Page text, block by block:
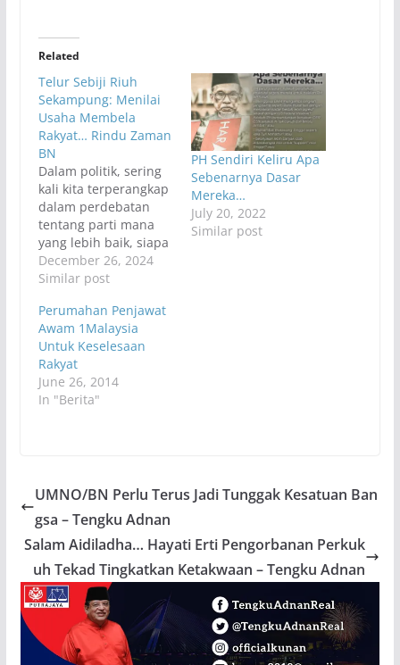
Related
Telur Sebiji Riuh
Sekampung: Menilai
Usaha Membela
Rakyat… Rindu Zaman
BN
Dalam politik, sering
kali kita terperangkap
dalam perdebatan
tentang parti mana
yang lebih baik, siapa
pemimpin yang lebih
berkaliber, atau
yang lebih
menguntungkan.
Namun, apa yang
perlu diutamakan
adalah usaha-usaha
yang dilakukan untuk
utama, kita tidak
boleh…
December 26, 2024
Similar post
PH Sendiri Keliru Apa
Sebenarnya Dasar
Mereka…
July 20, 2022
Similar post
Perumahan Penjawat
Awam 1Malaysia
Untuk Keselesaan
Rakyat
June 26, 2014
In "Berita"
UMNO/BN Perlu Terus Jadi Tunggak Kesatuan Ban
gsa – Tengku Adnan
Salam Aidiladha… Hayati Erti Pengorbanan Perkuk
uh Tekad Tingkatkan Ketakwaan – Tengku Adnan